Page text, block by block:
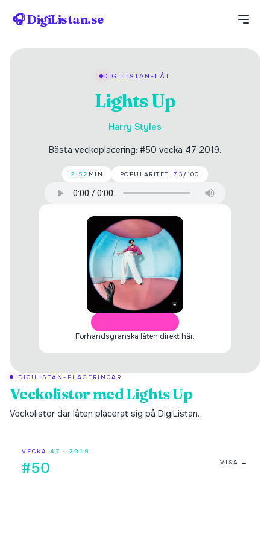
🎧 DigiListan.se
DIGILISTAN-LÅT
Lights Up
Harry Styles
Bästa veckoplacering: #50 vecka 47 2019.
2:52 MIN POPULARITET ·73 /100
Förhandsgranska låten direkt här.
DIGILISTAN-PLACERINGAR
Veckolistor medLights Up
Veckolistor där låten placerat sig på DigiListan.
VECKA 47 · 2019
#50 VISA →